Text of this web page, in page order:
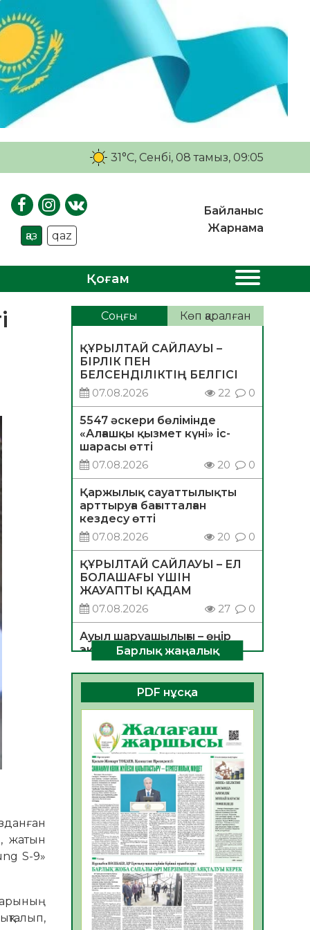
31°C, Сенбі, 08 тамыз, 09:05
қаз qaz
Байланыс
Жарнама
Қоғам
жатын
S-9»
Соңғы Көп қаралған
ҚҰРЫЛТАЙ САЙЛАУЫ –
БІРЛІК ПЕН
БЕЛСЕНДІЛІКТІҢ БЕЛГІСІ
07.08.2026
22 0
5547 әскери бөлімінде
«Алғашқы қызмет күні» іс-
шарасы өтті
07.08.2026
20 0
Қаржылық сауаттылықты
арттыруға бағытталған
кездесу өтті
07.08.2026
20 0
ҚҰРЫЛТАЙ САЙЛАУЫ – ЕЛ
БОЛАШАҒЫ ҮШІН
ЖАУАПТЫ ҚАДАМ
07.08.2026
27 0
Ауыл шаруашылығы – өңір
экономикасының негізгі
тірегі
06.08.2026
35 0
ҚОҒАМДЫҚ БЕЛСЕНДІЛІК –
ЕЛ ДАМУЫНЫҢ НЕГІЗІ
06.08.2026
32
ҚҰРЫЛТАЙ САЙЛАУЫ –
БОЛАШАҚҚА БАСТАР
ЖАУАПТЫ ТАҢДАУ
06.08.2026
35
Инфекциялық ауруларға
қарсы иммундау
жұмыстарының тиімділігі
06.08.2026
36
Көкжөтел ауруы туралы
Барлық жаңалық
PDF нұсқа